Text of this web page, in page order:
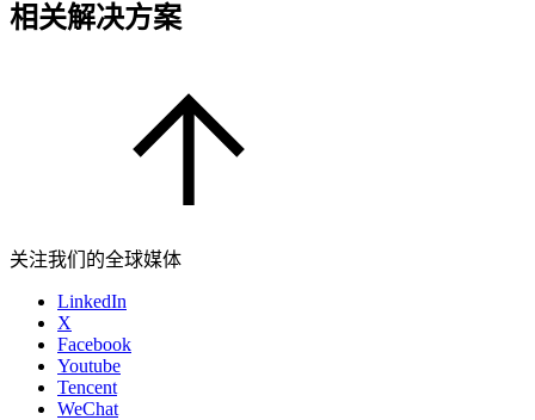
相关解决方案
关注我们的全球媒体
LinkedIn
X
Facebook
Youtube
Tencent
WeChat